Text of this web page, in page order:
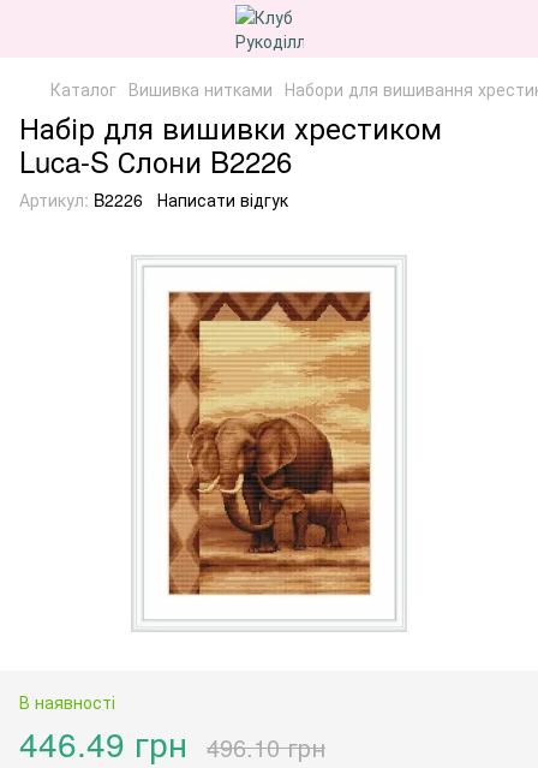
Каталог Вишивка нитками Набори для вишивання
Набір для вишивки хрестиком
Luca-S Слони B2226
Артикул: B2226 Написати відгук
В наявності
446.49 грн 496.10 грн